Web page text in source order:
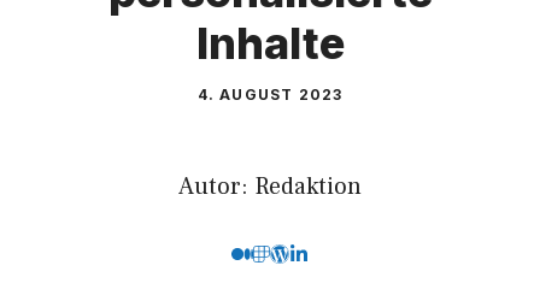
Inhalte
4. AUGUST 2023
Autor: Redaktion